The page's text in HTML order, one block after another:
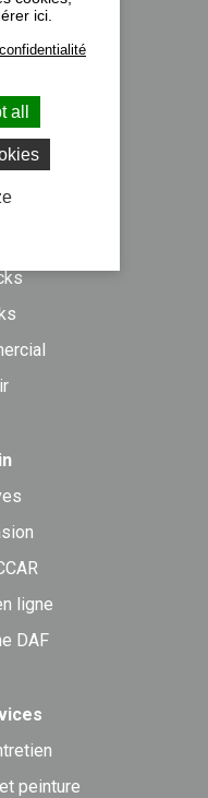
ligne
DAF
peinture
ici.
all